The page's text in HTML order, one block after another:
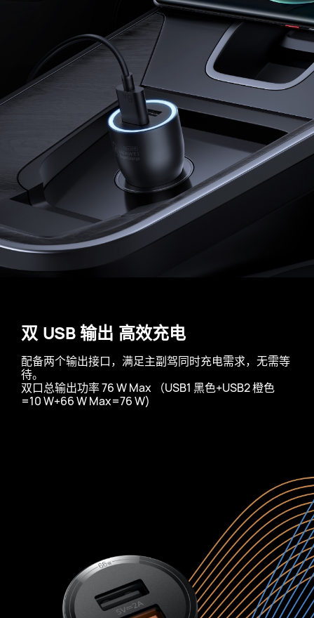
双 USB 输出 高效充电
配备两个输出接口，满足主副驾同时充电需求，无需等
待。
双口总输出功率76 W Max （USB1 黑色+USB2 橙色
=10 W+66 W Max=76 W)